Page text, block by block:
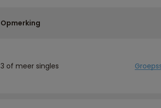
Opmerking
3 of meer singles